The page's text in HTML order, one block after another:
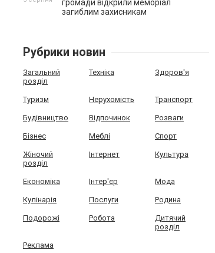
громади відкрили меморіал
загиблим захисникам
Рубрики новин
Загальний
розділ
Техніка Здоров'я
Туризм Нерухомість Транспорт
Будівництво Відпочинок Розваги
Бізнес Меблі Спорт
Жіночий
розділ
Інтернет Культура
Економіка Інтер'єр Мода
Кулінарія Послуги Родина
Подорожі Робота
Дитячий
розділ
Реклама